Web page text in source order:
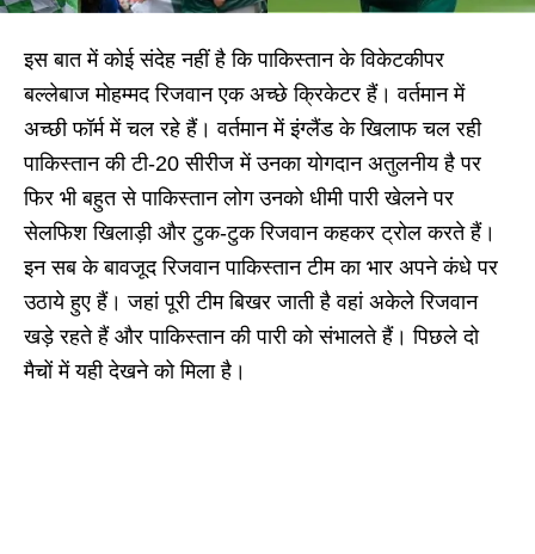
इस बात में कोई संदेह नहीं है कि पाकिस्तान के विकेटकीपर
बल्लेबाज मोहम्मद रिजवान एक अच्छे क्रिकेटर हैं। वर्तमान में
अच्छी फॉर्म में चल रहे हैं। वर्तमान में इंग्लैंड के खिलाफ चल रही
पाकिस्तान की टी-20 सीरीज में उनका योगदान अतुलनीय है पर
फिर भी बहुत से पाकिस्तान लोग उनको धीमी पारी खेलने पर
सेलफिश खिलाड़ी और टुक-टुक रिजवान कहकर ट्रोल करते हैं।
इन सब के बावजूद रिजवान पाकिस्तान टीम का भार अपने कंधे पर
उठाये हुए हैं। जहां पूरी टीम बिखर जाती है वहां अकेले रिजवान
खड़े रहते हैं और पाकिस्तान की पारी को संभालते हैं। पिछले दो
मैचों में यही देखने को मिला है।